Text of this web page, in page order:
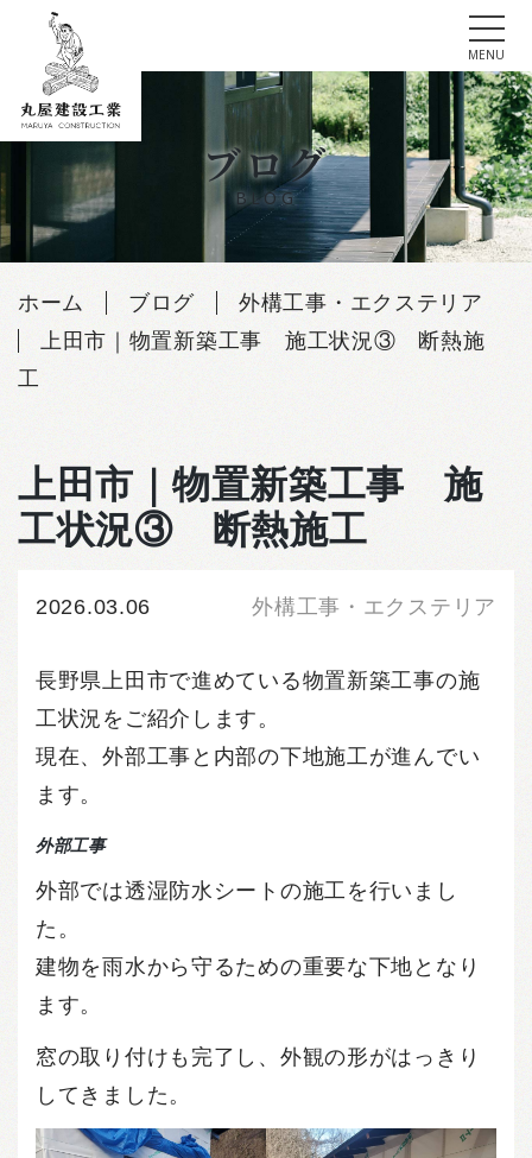
Skip
content
MENU
ブログ
BLOG
ホーム ブログ
外構工事・エクステリア
上田市｜物置新築工事 施工状況③ 断熱施
工
上田市｜物置新築工事 施
工状況③ 断熱施工
2026.03.06 外構工事・エクステリア
長野県上田市で進めている物置新築工事の施
工状況をご紹介します。
現在、外部工事と内部の下地施工が進んでい
ます。
外部工事
外部では透湿防水シートの施工を行いまし
た。
建物を雨水から守るための重要な下地となり
ます。
窓の取り付けも完了し、外観の形がはっきり
してきました。